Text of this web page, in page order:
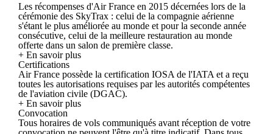
Les récompenses d'Air France en 2015 décernées lors de la
cérémonie des SkyTrax : celui de la compagnie aérienne
s'étant le plus améliorée au monde et pour la seconde année
consécutive, celui de la meilleure restauration au monde
offerte dans un salon de première classe.
+ En savoir plus
Certifications
Air France possède la certification IOSA de l'IATA et a reçu
toutes les autorisations requises par les autorités compétentes
de l'aviation civile (DGAC).
+ En savoir plus
Convocation
Tous horaires de vols communiqués avant réception de votre